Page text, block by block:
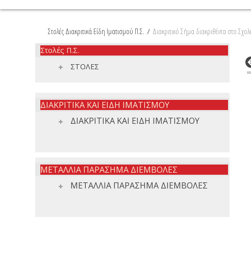
Στολές Διακριτικά Είδη Ιματισμού Π.Σ. / Διακριτικό Σήμα διακριθέντα στο
Στολές Π.Σ.
ΣΤΟΛΕΣ
ΔΙΑΚΡΙΤΙΚΑ ΚΑΙ ΕΙΔΗ ΙΜΑΤΙΣΜΟΥ
ΔΙΑΚΡΙΤΙΚΑ ΚΑΙ ΕΙΔΗ ΙΜΑΤΙΣΜΟΥ
ΜΕΤΑΛΛΙΑ ΠΑΡΑΣΗΜΑ ΔΙΕΜΒΟΛΕΣ
ΜΕΤΑΛΛΙΑ ΠΑΡΑΣΗΜΑ ΔΙΕΜΒΟΛΕΣ